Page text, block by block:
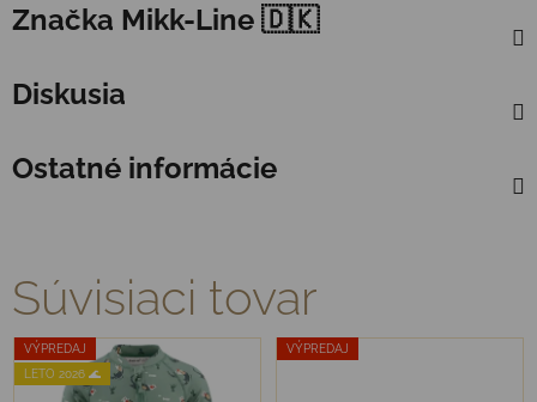
Značka Mikk-Line 🇩🇰
Diskusia
Ostatné informácie
Súvisiaci tovar
VÝPREDAJ
LETO 2026 🌊
VÝPREDAJ